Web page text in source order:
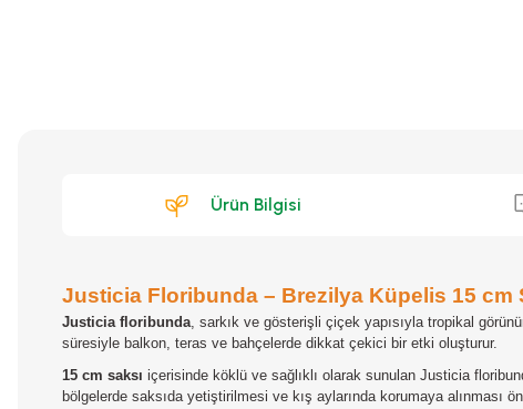
Ürün Bilgisi
Justicia Floribunda – Brezilya Küpelis 15 cm
Justicia floribunda, sarkık ve gösterişli çiçek yapısıyla tropikal
süresiyle balkon, teras ve bahçelerde dikkat çekici bir etki oluşturur.
15 cm saksı içerisinde köklü ve sağlıklı olarak sunulan Justicia
bölgelerde saksıda yetiştirilmesi ve kış aylarında korumaya alınması